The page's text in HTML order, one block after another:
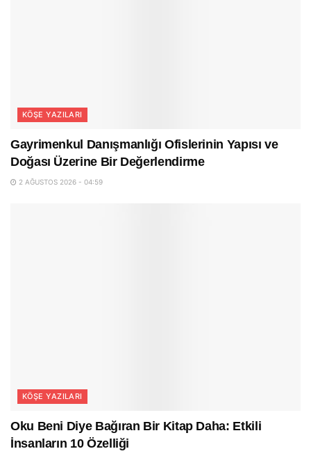
KÖŞE YAZILARI
Gayrimenkul Danışmanlığı Ofislerinin Yapısı ve
Doğası Üzerine Bir Değerlendirme
2 AĞUSTOS 2026 - 04:59
KÖŞE YAZILARI
Oku Beni Diye Bağıran Bir Kitap Daha: Etkili
İnsanların 10 Özelliği